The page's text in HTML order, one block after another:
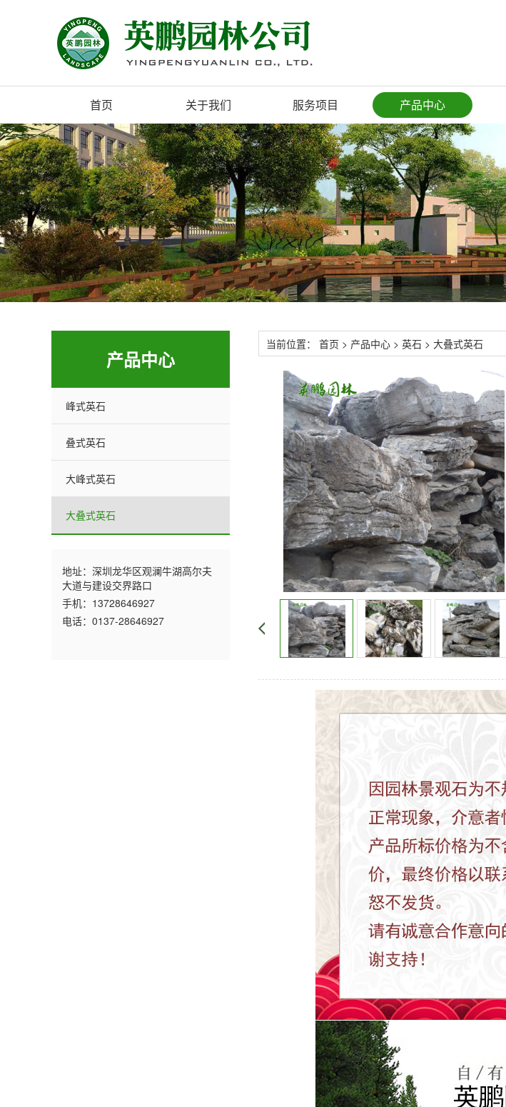
首页 关于我们 服务项目 产品中心
产品中心
峰式英石
叠式英石
大峰式英石
大叠式英石
地址：深圳龙华区观澜牛湖高尔夫
大道与建设交界路口
手机：13728646927
电话：0137-28646927
当前位置： 首页 > 产品中心 > 英石 > 大叠式英石